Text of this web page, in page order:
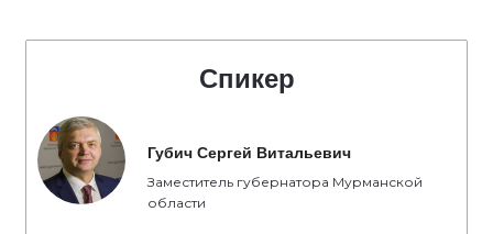
Спикер
Губич Сергей Витальевич
Заместитель губернатора Мурманской
области